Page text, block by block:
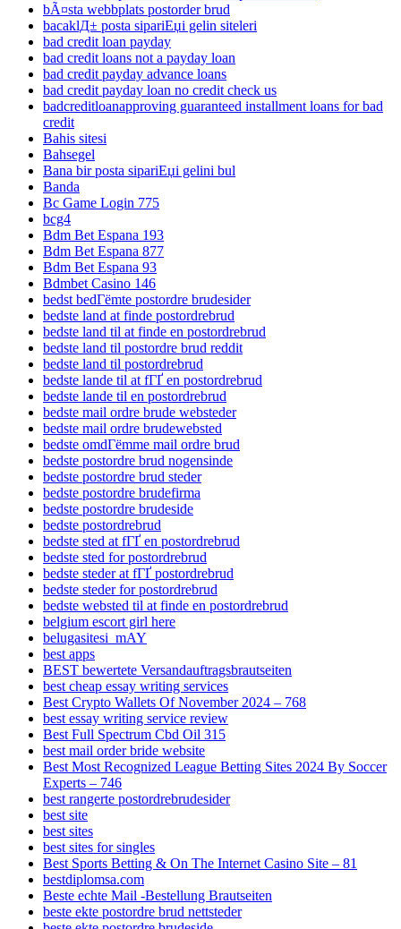
bÃ¤sta webbplats postorder brud
bacaklД± posta sipariЕџi gelin siteleri
bad credit loan payday
bad credit loans not a payday loan
bad credit payday advance loans
bad credit payday loan no credit check us
badcreditloanapproving guaranteed installment loans for bad
credit
Bahis sitesi
Bahsegel
Bana bir posta sipariЕџi gelini bul
Banda
Bc Game Login 775
bcg4
Bdm Bet Espana 193
Bdm Bet Espana 877
Bdm Bet Espana 93
Bdmbet Casino 146
bedst bedГёmte postordre brudesider
bedste land at finde postordrebrud
bedste land til at finde en postordrebrud
bedste land til postordre brud reddit
bedste land til postordrebrud
bedste lande til at fГҐ en postordrebrud
bedste lande til en postordrebrud
bedste mail ordre brude websteder
bedste mail ordre brudewebsted
bedste omdГёmme mail ordre brud
bedste postordre brud nogensinde
bedste postordre brud steder
bedste postordre brudefirma
bedste postordre brudeside
bedste postordrebrud
bedste sted at fГҐ en postordrebrud
bedste sted for postordrebrud
bedste steder at fГҐ postordrebrud
bedste steder for postordrebrud
bedste websted til at finde en postordrebrud
belgium escort girl here
belugasitesi_mAY
best apps
BEST bewertete Versandauftragsbrautseiten
best cheap essay writing services
Best Crypto Wallets Of November 2024 – 768
best essay writing service review
Best Full Spectrum Cbd Oil 315
best mail order bride website
Best Most Recognized League Betting Sites 2024 By Soccer
Experts – 746
best rangerte postordrebrudesider
best site
best sites
best sites for singles
Best Sports Betting & On The Internet Casino Site – 81
bestdiplomsa.com
Beste echte Mail -Bestellung Brautseiten
beste ekte postordre brud nettsteder